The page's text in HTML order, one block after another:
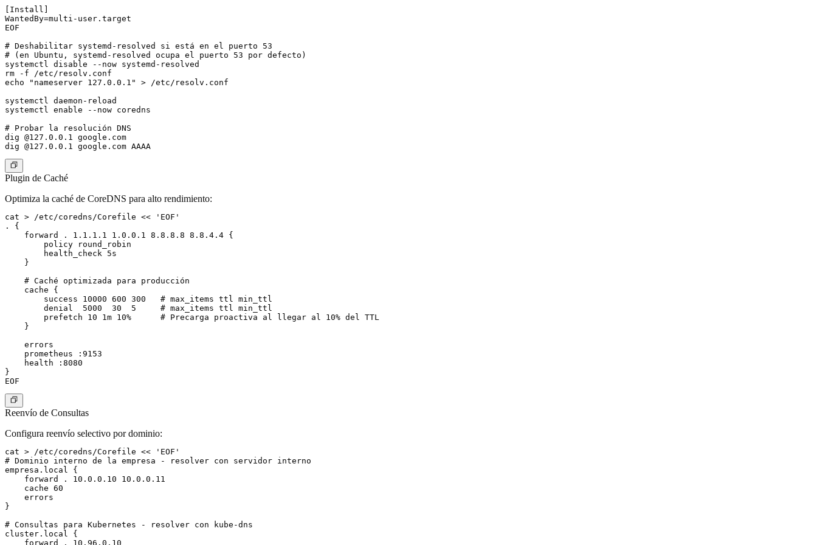
[Install]
WantedBy=multi-user.target
EOF
# Deshabilitar systemd-resolved si está en el puerto 53
# (en Ubuntu, systemd-resolved ocupa el puerto 53 por defecto)
systemctl disable --now systemd-resolved
rm -f /etc/resolv.conf
echo "nameserver 127.0.0.1" > /etc/resolv.conf
systemctl daemon-reload
systemctl enable --now coredns
# Probar la resolución DNS
dig @127.0.0.1 google.com
Plugin de Caché
Optimiza la caché de CoreDNS para alto rendimiento:
cat > /etc/coredns/Corefile << 'EOF'
. {
    forward . 1.1.1.1 1.0.0.1 8.8.8.8 8.8.4.4 {
        policy round_robin
        health_check 5s
    }
    # Caché optimizada para producción
    cache {
        success 10000 600 300   # max_items ttl min_ttl
        denial  5000  30  5     # max_items ttl min_ttl
        prefetch 10 1m 10%      # Precarga proactiva al llegar al 10% del TTL
    }
    errors
    prometheus :9153
    health :8080
}
Reenvío de Consultas
Configura reenvío selectivo por dominio:
cat > /etc/coredns/Corefile << 'EOF'
# Dominio interno de la empresa - resolver con servidor interno
empresa.local {
    forward . 10.0.0.10 10.0.0.11
    cache 60
    errors
}
# Consultas para Kubernetes - resolver con kube-dns
cluster.local {
    forward . 10.96.0.10